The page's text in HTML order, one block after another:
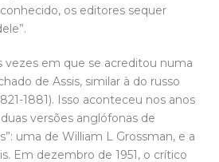
os editores sequer
vezes em que se acreditou numa
de Assis, similar à do russo
1881). Isso aconteceu nos anos
versões anglófonas de
uma de William L Grossman, e a
Em dezembro de 1951, o crítico